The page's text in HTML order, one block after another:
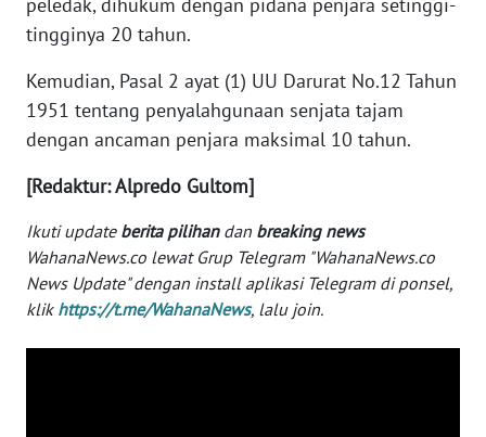
tingginya 20 tahun.
Kemudian, Pasal 2 ayat (1) UU Darurat No.12 Tahun
1951 tentang penyalahgunaan senjata tajam
dengan ancaman penjara maksimal 10 tahun.
[Redaktur: Alpredo Gultom]
Ikuti update berita pilihandan breaking news
WahanaNews.co lewat Grup Telegram "WahanaNews.co
News Update" dengan install aplikasi Telegram di ponsel,
klik https://t.me/WahanaNews, lalu join.
SERAMBI
JAMBI
WN
WN
NTB
WN